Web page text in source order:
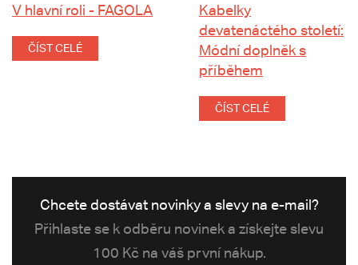
V hlavní roli - FAGOLA
ČÍST CELÉ
Kabelky
devatenáctého století:
Módní doplněk s
příběhem
ČÍST CELÉ
Chcete dostávat novinky a slevy na e-mail?
Přihlaste se k odběru novinek a získejte slevu
100 Kč na váš první nákup.